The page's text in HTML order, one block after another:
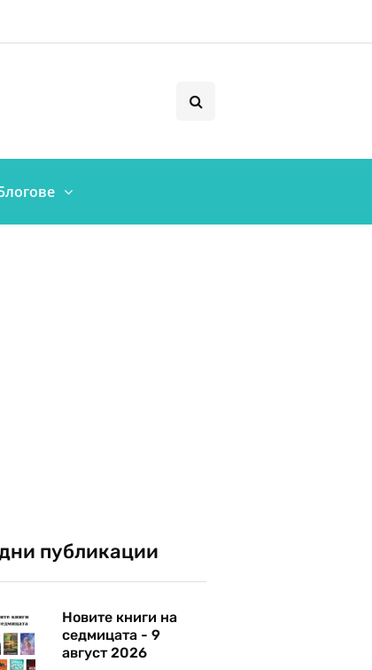
публикации
Новите книги на
седмицата - 9
август 2026